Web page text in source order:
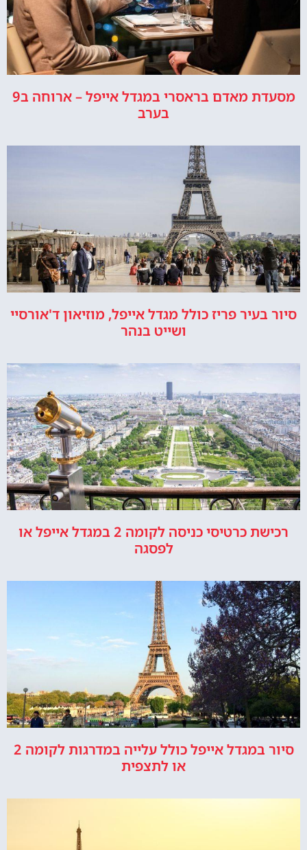
מסעדת מאדם בראסרי במגדל אייפל – ארוחה ב9
בערב
סיור בעיר פריז כולל מגדל אייפל, מוזיאון ד'אורסיי
ושייט בנהר
רכישת כרטיסי כניסה לקומה 2 במגדל אייפל או
לפסגה
סיור במגדל אייפל כולל עלייה במדרגות לקומה 2
או לתצפית